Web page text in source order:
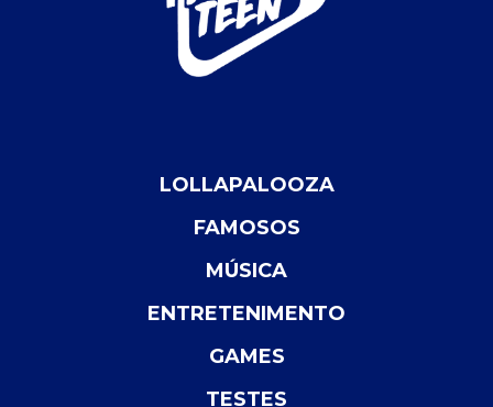
LOLLAPALOOZA
FAMOSOS
MÚSICA
ENTRETENIMENTO
GAMES
TESTES